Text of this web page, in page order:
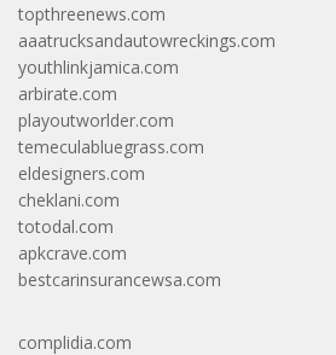
topthreenews.com
aaatrucksandautowreckings.com
youthlinkjamica.com
arbirate.com
playoutworlder.com
temeculabluegrass.com
eldesigners.com
cheklani.com
totodal.com
apkcrave.com
bestcarinsurancewsa.com
complidia.com